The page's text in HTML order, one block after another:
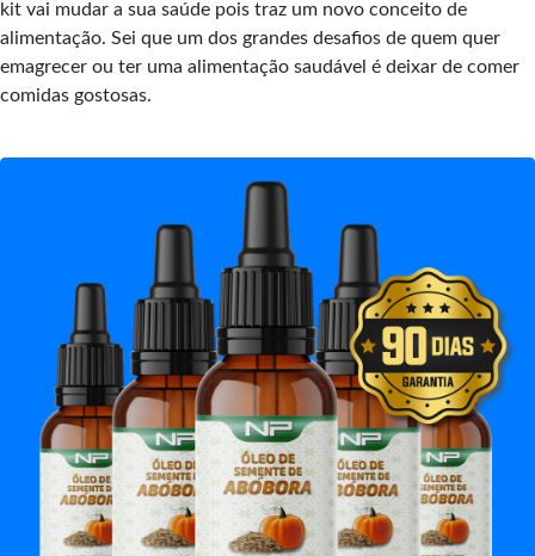
kit vai mudar a sua saúde pois traz um novo conceito de
alimentação. Sei que um dos grandes desafios de quem quer
emagrecer ou ter uma alimentação saudável é deixar de comer
comidas gostosas.